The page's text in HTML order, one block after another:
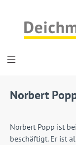
Norbert
Norbert Popp ist
beschäftigt. Er ist